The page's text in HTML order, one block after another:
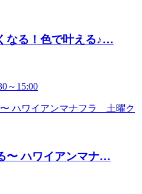
なる！色で叶える♪…
～15:00
〜 ハワイアンマナ…